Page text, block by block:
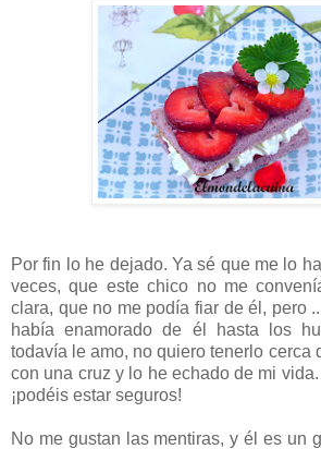
Por fin lo he dejado. Ya sé que me lo
veces, que este chico no me
clara, que no me podía fiar de él, pero
había enamorado de él hasta los
todavía le amo, no quiero tenerlo cerca
con una cruz y lo he echado de mi
¡podéis estar seguros!
No me gustan las mentiras, y él es un